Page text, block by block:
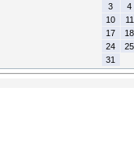
3
4
10
11
17
18
24
25
31